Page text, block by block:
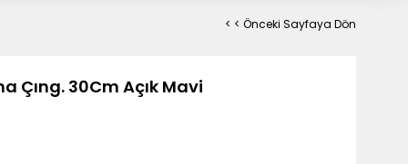
< < Önceki Sayfaya Dön
Çıng. 30Cm Açık Mavi